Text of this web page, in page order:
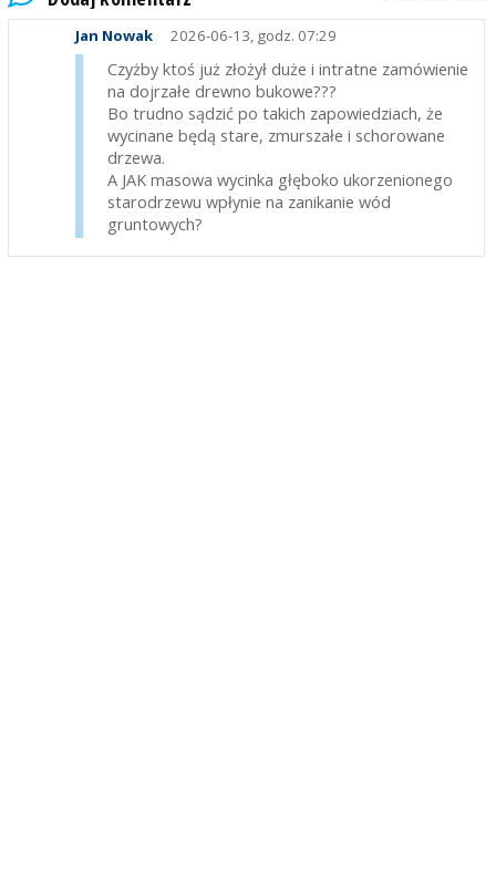
Jan Nowak 2026-06-13, godz. 07:29
Czyżby ktoś już złożył duże i intratne zamówienie
na dojrzałe drewno bukowe???
Bo trudno sądzić po takich zapowiedziach, że
wycinane będą stare, zmurszałe i schorowane
drzewa.
A JAK masowa wycinka głęboko ukorzenionego
starodrzewu wpłynie na zanikanie wód
gruntowych?